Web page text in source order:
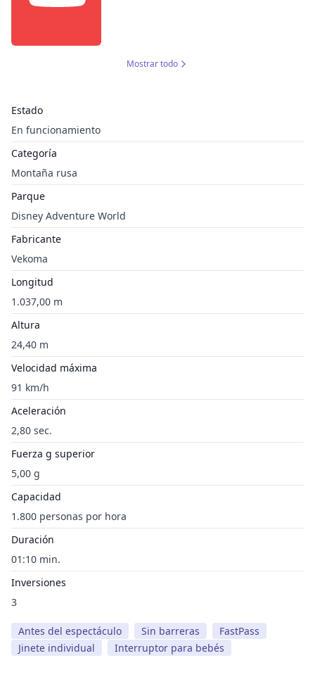
Estado
En funcionamiento
Categoría
Montaña rusa
Parque
Disney Adventure World
Fabricante
Vekoma
Longitud
1.037,00 m
Altura
24,40 m
Velocidad máxima
91 km/h
Aceleración
2,80 sec.
Fuerza g superior
5,00 g
Capacidad
1.800 personas por hora
Duración
01:10 min.
Inversiones
3
Antes del espectáculo Sin barreras
FastPass
Jinete individual
Interruptor para bebés
Mostrar todo